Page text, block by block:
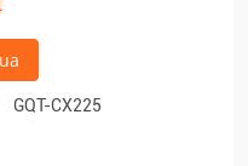
GQT-CX225